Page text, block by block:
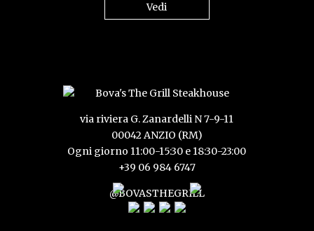
Vedi
via riviera G. Zanardelli N 7-9-11
00042 ANZIO (RM)
Ogni giorno 11:00-15:30 e 18:30-23:00
+39 06 984 6747
@BOVASTHEGRILL